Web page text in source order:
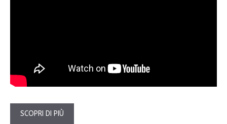
SCOPRI DI PIÙ